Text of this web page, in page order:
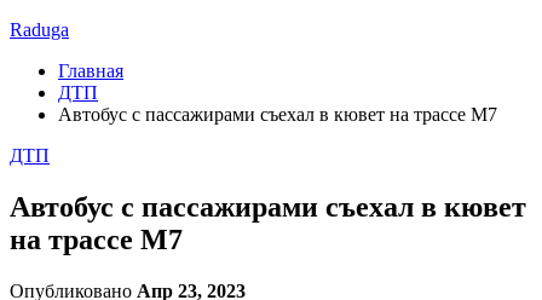
Raduga
Главная
ДТП
Автобус с пассажирами съехал в кювет на трассе М7
ДТП
Автобус с пассажирами съехал в кювет
на трассе М7
Опубликовано Апр 23, 2023